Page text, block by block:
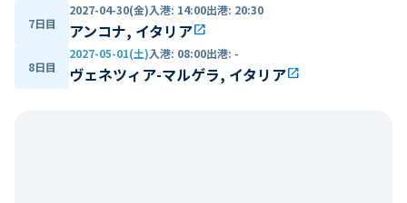
7日目
2027-04-30(金)入港: 14:00出港: 20:30
アンコナ, イタリアopen_in_new
8日目
2027-05-01(土)入港: 08:00出港: -
ヴェネツィア-マルゲラ, イタリアopen_in_new